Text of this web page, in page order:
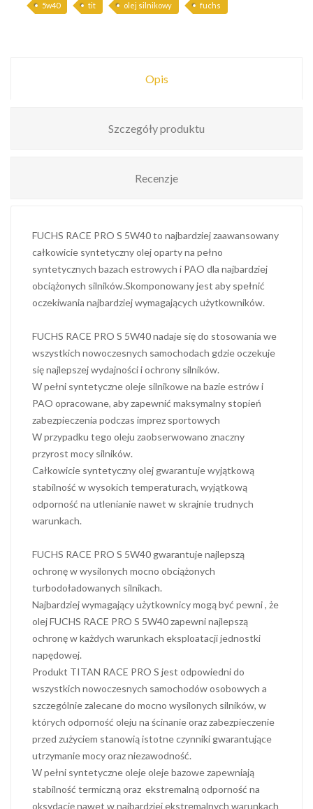
5w40 tit olej silnikowy fuchs
Opis
Szczegóły produktu
Recenzje
FUCHS RACE PRO S 5W40 to najbardziej zaawansowany
całkowicie syntetyczny olej oparty na pełno
syntetycznych bazach estrowych i PAO dla najbardziej
obciążonych silników.Skomponowany jest aby spełnić
oczekiwania najbardziej wymagających użytkowników.
FUCHS RACE PRO S 5W40 nadaje się do stosowania we
wszystkich nowoczesnych samochodach gdzie oczekuje
się najlepszej wydajności i ochrony silników.
W pełni syntetyczne oleje silnikowe na bazie estrów i
PAO opracowane, aby zapewnić maksymalny stopień
zabezpieczenia podczas imprez sportowych
W przypadku tego oleju zaobserwowano znaczny
przyrost mocy silników.
Całkowicie syntetyczny olej gwarantuje wyjątkową
stabilność w wysokich temperaturach, wyjątkową
odporność na utlenianie nawet w skrajnie trudnych
warunkach.
FUCHS RACE PRO S 5W40 gwarantuje najlepszą
ochronę w wysilonych mocno obciążonych
turbodoładowanych silnikach.
Najbardziej wymagający użytkownicy mogą być pewni , że
olej FUCHS RACE PRO S 5W40 zapewni najlepszą
ochronę w każdych warunkach eksploatacji jednostki
napędowej.
Produkt TITAN RACE PRO S jest odpowiedni do
wszystkich nowoczesnych samochodów osobowych a
szczególnie zalecane do mocno wysilonych silników, w
których odporność oleju na ścinanie oraz zabezpieczenie
przed zużyciem stanowią istotne czynniki gwarantujące
utrzymanie mocy oraz niezawodność.
W pełni syntetyczne oleje oleje bazowe zapewniają
stabilność termiczną oraz ekstremalną odporność na
oksydację nawet w najbardziej ekstremalnych warunkach